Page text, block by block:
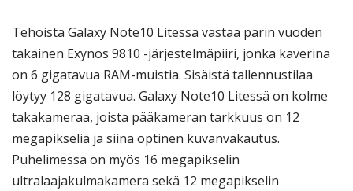
Tehoista Galaxy Note10 Litessä vastaa parin vuoden
takainen Exynos 9810 -järjestelmäpiiri, jonka kaverina
on 6 gigatavua RAM-muistia. Sisäistä tallennustilaa
löytyy 128 gigatavua. Galaxy Note10 Litessä on kolme
takakameraa, joista pääkameran tarkkuus on 12
megapikseliä ja siinä optinen kuvanvakautus.
Puhelimessa on myös 16 megapikselin
ultralaajakulmakamera sekä 12 megapikselin